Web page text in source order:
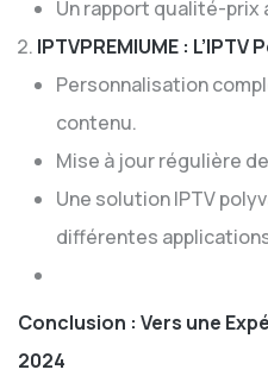
Un rapport qualité-prix
IPTVPREMIUME : L’IPTV
Personnalisation
contenu.
Mise à jour régulière
Une solution IPTV
différentes
Conclusion : Vers une
2024